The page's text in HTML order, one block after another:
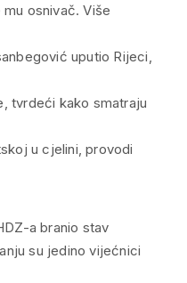
osnivač. Više
uputio Rijeci,
tvrdeći kako smatraju
u cjelini, provodi
a branio stav
su jedino vijećnici